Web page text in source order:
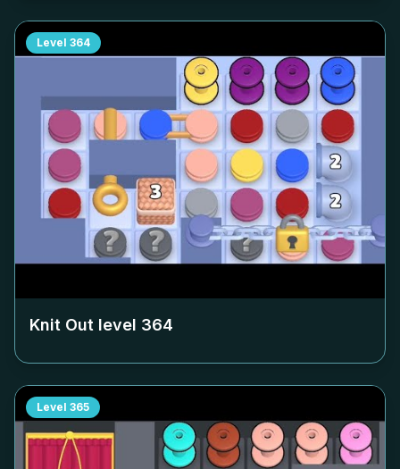
Level 364
Knit Out level 364
Level 365